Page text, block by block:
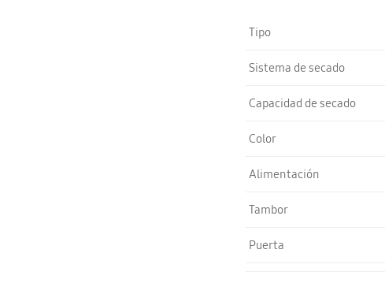
Tipo
Sistema de secado
Capacidad de secado
Color
Alimentación
Tambor
Puerta